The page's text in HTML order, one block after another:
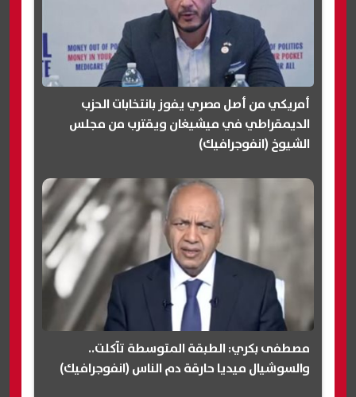
أمريكي من أصل مصري يفوز بانتخابات الحزب
الديمقراطي في ميشيغان ويقترب من مجلس
الشيوخ (انفوجرافيك)
مصطفى بكري: الطبقة المتوسطة تآكلت..
والسوشيال ميديا حارقة دم الناس (انفوجرافيك)